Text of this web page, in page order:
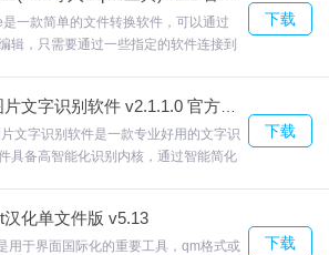
安装目录，默认为"C:Program Files
桌面图标快捷方式
验。
一款简单的文件转换软件，可以通过
辑，只需要通过一些指定的软件连接到
您输入Sqlite账号，欢迎来合众软件园
下载
文字识别软件是一款专业好用的文字识
具备高智能化识别内核，通过智能简化
为Word文档闪电OCR图片文字识别软
票证、图片、手写体等文件快速精准识
下载
汉化单文件版 v5.13
用于界面国际化的重要工具，qm格式或
下载